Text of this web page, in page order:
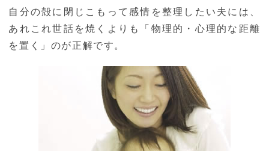
自分の殻に閉じこもって感情を整理したい夫には、
あれこれ世話を焼くよりも「物理的・心理的な距離
を置く」のが正解です。